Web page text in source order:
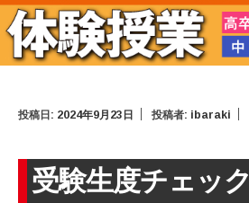
投稿日: 2024年9月23日 投稿者: ibaraki
受験生度チェック